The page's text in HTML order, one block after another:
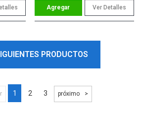
Ver Detalles
PRODUCTOS
1 2 3 próximo